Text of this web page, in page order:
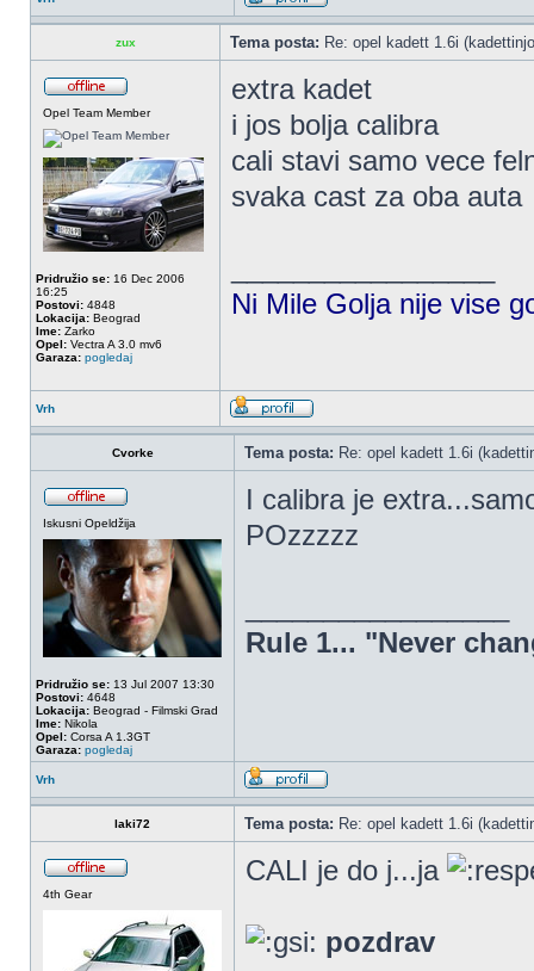
zux Tema posta: Re: opel kadett 1.6i
Opel Team Member
Pridružio se: 16 Dec 2006
16:25
Postovi: 4848
Lokacija: Beograd
Ime: Zarko
Opel: Vectra A 3.0 mv6
Garaza: pogledaj
extra kadet
i jos bolja calibra
cali stavi samo vece
svaka cast za oba auta
Ni Mile Golja nije vise
Vrh
Cvorke Tema posta: Re: opel kadett 1.6i
Iskusni Opeldžija
Pridružio se: 13 Jul 2007 13:30
Postovi: 4648
Lokacija: Beograd - Filmski Grad
Ime: Nikola
Opel: Corsa A 1.3GT
Garaza: pogledaj
I calibra je
POzzzzz
Rule 1... "Never
Vrh
laki72 Tema posta: Re: opel kadett 1.6i
4th Gear
CALI je do j...ja
pozdrav